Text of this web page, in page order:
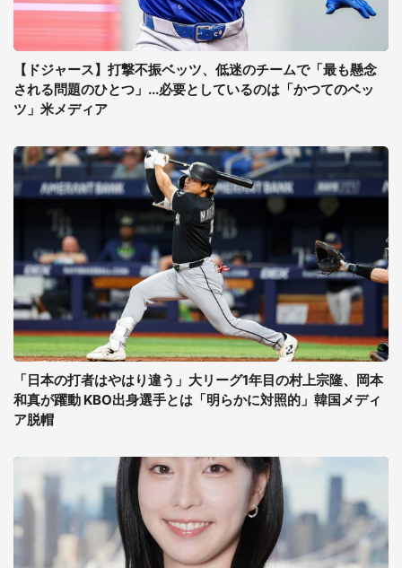
【ドジャース】打撃不振ベッツ、低迷のチームで「最も懸念
される問題のひとつ」...必要としているのは「かつてのベッ
ツ」米メディア
「日本の打者はやはり違う」大リーグ1年目の村上宗隆、岡本
和真が躍動 KBO出身選手とは「明らかに対照的」韓国メディ
ア脱帽